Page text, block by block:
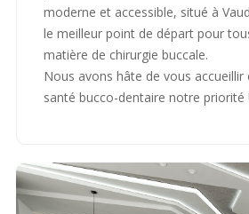
moderne et accessible, situé à
le meilleur point de départ pour
matière de chirurgie buccale.
Nous avons hâte de vous
santé bucco-dentaire notre priorité !